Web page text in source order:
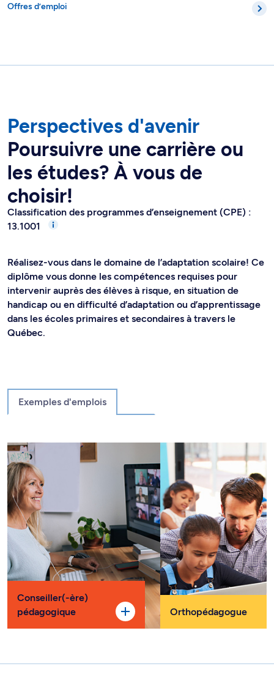
Offres d’emploi
Perspectives d'avenir
Poursuivre une carrière ou
les études? À vous de
choisir!
Classification des programmes d’enseignement (CPE) :
13.1001
Réalisez-vous dans le domaine de l’adaptation scolaire! Ce
diplôme vous donne les compétences requises pour
intervenir auprès des élèves à risque, en situation de
handicap ou en difficulté d’adaptation ou d’apprentissage
dans les écoles primaires et secondaires à travers le
Québec.
Exemples d'emplois
Conseiller(-ère)
pédagogique
Orthopédagogue